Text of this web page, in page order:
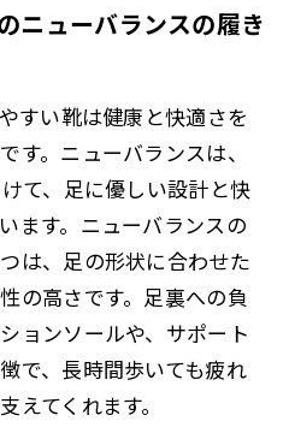
ニューバランスの履き
すい靴は健康と快適さを
す。ニューバランスは、
て、足に優しい設計と快
ます。ニューバランスの
は、足の形状に合わせた
の高さです。足裏への負
ョンソールや、サポート
で、長時間歩いても疲れ
えてくれます。